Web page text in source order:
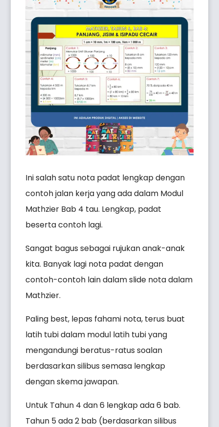
Ini salah satu nota padat lengkap dengan
contoh jalan kerja yang ada dalam Modul
Mathzier Bab 4 tau. Lengkap, padat
beserta contoh lagi.
Sangat bagus sebagai rujukan anak-anak
kita. Banyak lagi nota padat dengan
contoh-contoh lain dalam slide nota dalam
Mathzier.
Paling best, lepas fahami nota, terus buat
latih tubi dalam modul latih tubi yang
mengandungi beratus-ratus soalan
berdasarkan silibus semasa lengkap
dengan skema jawapan.
Untuk Tahun 4 dan 6 lengkap ada 6 bab.
Tahun 5 ada 2 bab (berdasarkan silibus